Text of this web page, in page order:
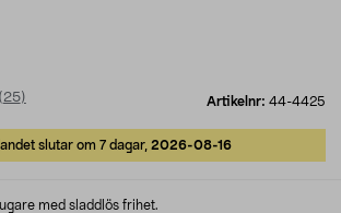
Artikelnr: 44-4425
( 25)
slutar om 7 dagar, 2026-08-16
med sladdlös frihet.